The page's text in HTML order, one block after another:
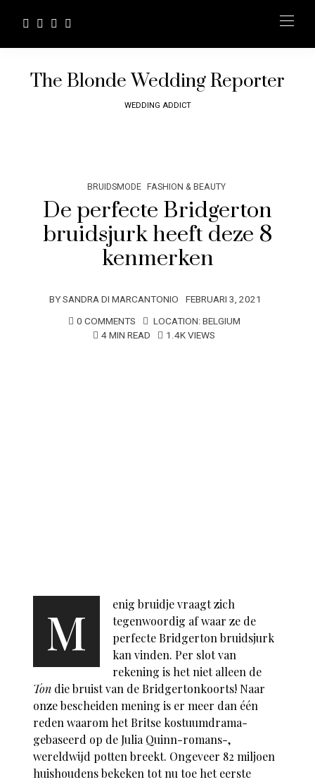
The Blonde Wedding Reporter
WEDDING ADDICT
BRUIDSMODE FASHION & BEAUTY
De perfecte Bridgerton
bruidsjurk heeft deze 8
kenmerken
BYSANDRA DI MARCANTONIO FEBRUARI 3, 2021
0 COMMENTS
LOCATION:BELGIUM
4 MIN READ
1.4K VIEWS
M
enig bruidje vraagt zich
tegenwoordig af waar ze de
perfecte Bridgerton bruidsjurk
kan vinden. Per slot van
rekening is het niet alleen de
Ton die bruist van de Bridgertonkoorts! Naar
onze bescheiden mening is er meer dan één
reden waarom het Britse kostuumdrama-
gebaseerd op de Julia Quinn-romans-,
wereldwijd potten breekt. Ongeveer 82 miljoen
huishoudens bekeken tot nu toe het eerste